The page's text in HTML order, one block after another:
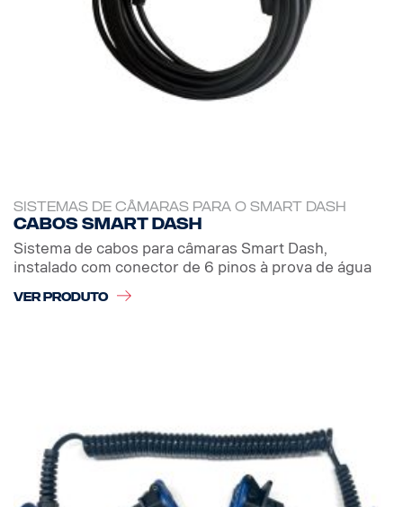
SISTEMAS DE CÂMARAS PARA O SMART DASH
Cabos Smart Dash
Sistema de cabos para câmaras Smart Dash,
instalado com conector de 6 pinos à prova de água
VER PRODUTO